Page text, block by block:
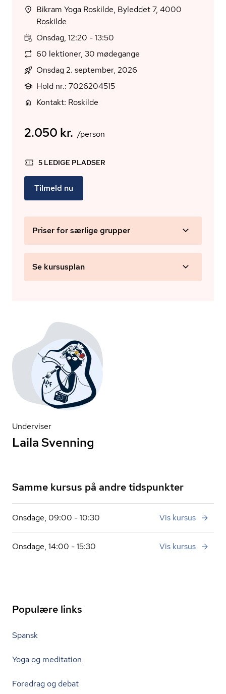
Bikram Yoga Roskilde, Byleddet 7, 4000
Roskilde
Onsdag, 12:20 - 13:50
60 lektioner, 30 mødegange
Onsdag 2. september, 2026
Hold nr.: 7026204515
Kontakt: Roskilde
2.050 kr. /person
5 LEDIGE PLADSER
Tilmeld nu
Priser for særlige grupper
Se kursusplan
Underviser
Laila Svenning
Samme kursus på andre tidspunkter
Onsdage, 09:00 - 10:30 Vis kursus
Onsdage, 14:00 - 15:30 Vis kursus
Populære links
Spansk
Yoga og meditation
Foredrag og debat